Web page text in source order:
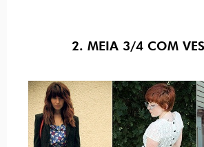
2. MEIA 3/4 COM